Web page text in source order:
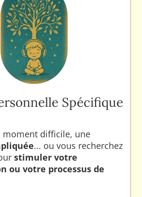
Spécifique
moment difficile, une
... ou vous recherchez
stimuler votre
ou votre processus de